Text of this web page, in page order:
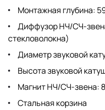
Монтажная глубина:
Диффузор НЧ/СЧ-
стекловолокна)
Диаметр звуковой
Высота звуковой
Магнит НЧ/СЧ-звена:
Стальная корзина